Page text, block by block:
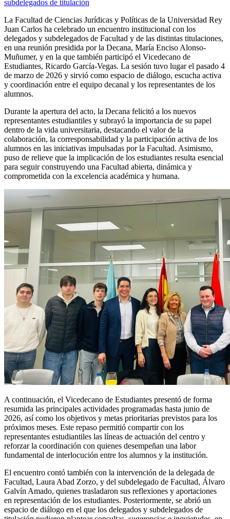
La Facultad de Ciencias Jurídicas y Políticas de la Universidad Rey
Juan Carlos ha celebrado un encuentro institucional con los
delegados y subdelegados de Facultad y de las distintas titulaciones,
en una reunión presidida por la Decana, María Enciso Alonso-
Muñumer, y en la que también participó el Vicedecano de
Estudiantes, Ricardo García-Vegas. La sesión tuvo lugar el pasado 4
de marzo de 2026 y sirvió como espacio de diálogo, escucha activa
y coordinación entre el equipo decanal y los representantes de los
alumnos.
Durante la apertura del acto, la Decana felicitó a los nuevos
representantes estudiantiles y subrayó la importancia de su papel
dentro de la vida universitaria, destacando el valor de la
colaboración, la corresponsabilidad y la participación activa de los
alumnos en las iniciativas impulsadas por la Facultad. Asimismo,
puso de relieve que la implicación de los estudiantes resulta esencial
para seguir construyendo una Facultad abierta, dinámica y
comprometida con la excelencia académica y humana.
A continuación, el Vicedecano de Estudiantes presentó de forma
resumida las principales actividades programadas hasta junio de
2026, así como los objetivos y metas prioritarias previstos para los
próximos meses. Este repaso permitió compartir con los
representantes estudiantiles las líneas de actuación del centro y
reforzar la coordinación con quienes desempeñan una labor
fundamental de interlocución entre los alumnos y la institución.
El encuentro contó también con la intervención de la delegada de
Facultad, Laura Abad Zorzo, y del subdelegado de Facultad, Álvaro
Galvín Amado, quienes trasladaron sus reflexiones y aportaciones
en representación de los estudiantes. Posteriormente, se abrió un
espacio de diálogo en el que los delegados y subdelegados de